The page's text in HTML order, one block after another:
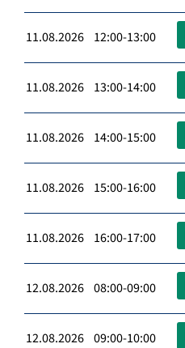
11.08.2026 12:00-13:00
11.08.2026 13:00-14:00
11.08.2026 14:00-15:00
11.08.2026 15:00-16:00
11.08.2026 16:00-17:00
12.08.2026 08:00-09:00
12.08.2026 09:00-10:00